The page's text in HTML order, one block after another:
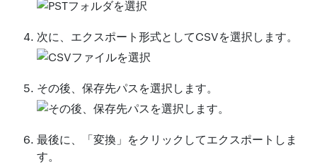
次に、エクスポート形式としてCSVを選択します。
その後、保存先パスを選択します。
最後に、「変換」をクリックしてエクスポートしま
す。